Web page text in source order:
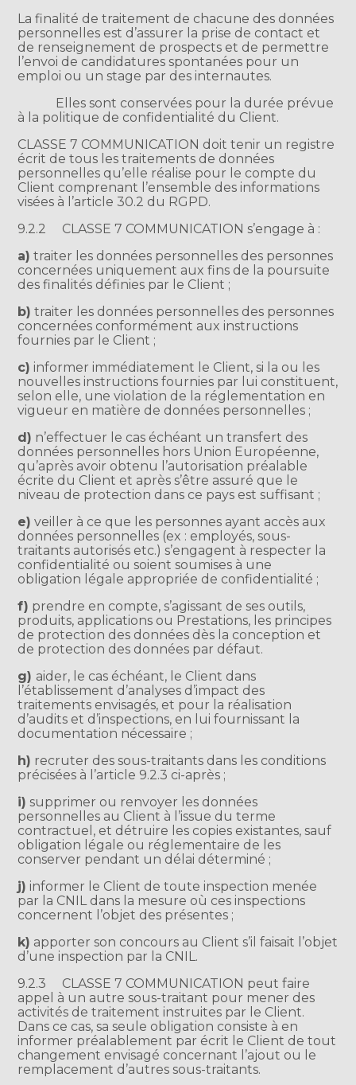
La finalité de traitement de chacune des données
personnelles est d’assurer la prise de contact et
de renseignement de prospects et de permettre
l’envoi de candidatures spontanées pour un
emploi ou un stage par des internautes.
Elles sont conservées pour la durée prévue
à la politique de confidentialité du Client.
CLASSE 7 COMMUNICATION doit tenir un registre
écrit de tous les traitements de données
personnelles qu’elle réalise pour le compte du
Client comprenant l’ensemble des informations
visées à l’article 30.2 du RGPD.
9.2.2
CLASSE 7 COMMUNICATION s’engage à :
a) traiter les données personnelles des personnes
concernées uniquement aux fins de la poursuite
des finalités définies par le Client ;
b) traiter les données personnelles des personnes
concernées conformément aux instructions
fournies par le Client ;
c) informer immédiatement le Client, si la ou les
nouvelles instructions fournies par lui constituent,
selon elle, une violation de la réglementation en
vigueur en matière de données personnelles ;
d) n’effectuer le cas échéant un transfert des
données personnelles hors Union Européenne,
qu’après avoir obtenu l’autorisation préalable
écrite du Client et après s’être assuré que le
niveau de protection dans ce pays est suffisant ;
e) veiller à ce que les personnes ayant accès aux
données personnelles (ex : employés, sous-
traitants autorisés etc.) s’engagent à respecter la
confidentialité ou soient soumises à une
obligation légale appropriée de confidentialité ;
f) prendre en compte, s’agissant de ses outils,
produits, applications ou Prestations, les principes
de protection des données dès la conception et
de protection des données par défaut.
g) aider, le cas échéant, le Client dans
l’établissement d’analyses d’impact des
traitements envisagés, et pour la réalisation
d’audits et d’inspections, en lui fournissant la
documentation nécessaire ;
h) recruter des sous-traitants dans les conditions
précisées à l’article 9.2.3 ci-après ;
i) supprimer ou renvoyer les données
personnelles au Client à l’issue du terme
contractuel, et détruire les copies existantes, sauf
obligation légale ou réglementaire de les
conserver pendant un délai déterminé ;
j) informer le Client de toute inspection menée
par la CNIL dans la mesure où ces inspections
concernent l’objet des présentes ;
k) apporter son concours au Client s’il faisait l’objet
d’une inspection par la CNIL.
9.2.3
CLASSE 7 COMMUNICATION peut faire
appel à un autre sous-traitant pour mener des
activités de traitement instruites par le Client.
Dans ce cas, sa seule obligation consiste à en
informer préalablement par écrit le Client de tout
changement envisagé concernant l’ajout ou le
remplacement d’autres sous-traitants.